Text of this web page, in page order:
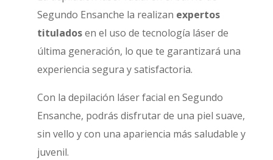
Segundo Ensanche la realizan expertos
tituladosen el uso de tecnología láser de
última generación, lo que te garantizará una
experiencia segura y satisfactoria.
Con la depilación láser facial en Segundo
Ensanche, podrás disfrutar de una piel suave,
sin vello y con una apariencia más saludable y
juvenil.